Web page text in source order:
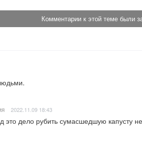
Комментарии к этой теме были
2022.11.09 18:43
это дело рубить сумасшедшую капусту